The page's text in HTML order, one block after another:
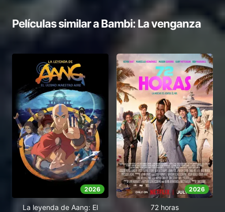
Películas similar aBambi: La venganza
2026
La leyenda de Aang: El
2026
72 horas